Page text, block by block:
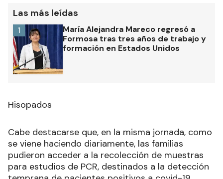
Las más leídas
María Alejandra Mareco regresó a
Formosa tras tres años de trabajo y
formación en Estados Unidos
1
Hisopados
Cabe destacarse que, en la misma jornada, como
se viene haciendo diariamente, las familias
pudieron acceder a la recolección de muestras
para estudios de PCR, destinados a la detección